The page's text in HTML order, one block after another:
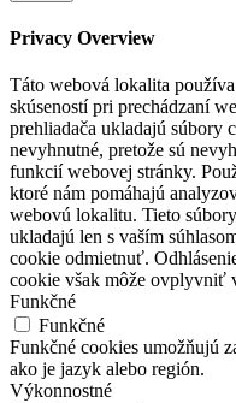
Privacy Overview
Táto webová lokalita
skúseností pri prechádzaní
prehliadača ukladajú súbory
nevyhnutné, pretože sú
funkcií webovej stránky.
ktoré nám pomáhajú
webovú lokalitu. Tieto
ukladajú len s vaším
cookie odmietnuť.
cookie však môže ovplyvniť
Funkčné
Funkčné
Funkčné cookies umožňujú
ako je jazyk alebo región.
Výkonnostné